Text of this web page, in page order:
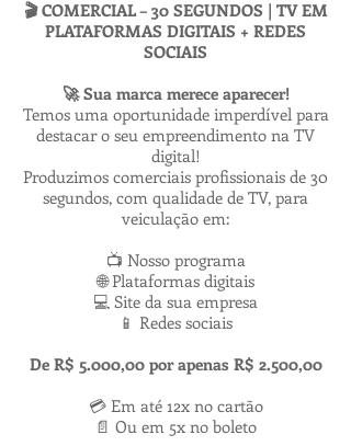
🎬 COMERCIAL – 30 SEGUNDOS | TV EM
PLATAFORMAS DIGITAIS + REDES
SOCIAIS
🚀 Sua marca merece aparecer!
Temos uma oportunidade imperdível para
destacar o seu empreendimento na TV
digital!
Produzimos comerciais profissionais de 30
segundos, com qualidade de TV, para
veiculação em:
📺 Nosso programa
🌐 Plataformas digitais
💻 Site da sua empresa
📱 Redes sociais
De R$ 5.000,00 por apenas R$ 2.500,00
💳 Em até 12x no cartão
📄 Ou em 5x no boleto